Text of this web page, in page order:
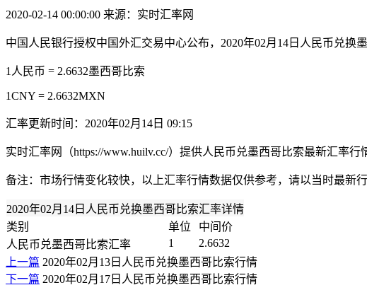
2020-02-14 00:00:00 来源：实时汇率网
中国人民银行授权中国外汇交易中心公布，2020年02月14日人民币兑换
1人民币 = 2.6632墨西哥比索
1CNY = 2.6632MXN
汇率更新时间：2020年02月14日 09:15
实时汇率网（https://www.huilv.cc/）提供人民币兑墨西哥比索最新汇率
备注：市场行情变化较快，以上汇率行情数据仅供参考，请以当时最新
2020年02月14日人民币兑换墨西哥比索汇率详情
类别
单位
中间价
人民币兑墨西哥比索汇率
1
2.6632
上一篇 2020年02月13日人民币兑换墨西哥比索行情
下一篇 2020年02月17日人民币兑换墨西哥比索行情